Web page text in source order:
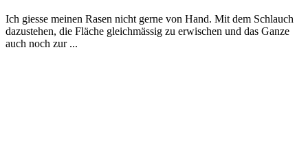
Ich giesse meinen Rasen nicht gerne von Hand. Mit dem Schlauch
dazustehen, die Fläche gleichmässig zu erwischen und das Ganze
auch noch zur ...